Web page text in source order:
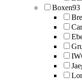
Boxen93